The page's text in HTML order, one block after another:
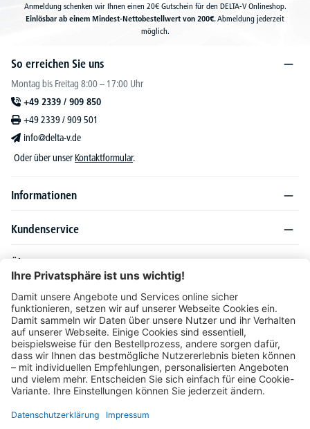
Anmeldung schenken wir Ihnen einen 20€ Gutschein für den DELTA-V Onlineshop.
Einlösbar ab einem Mindest-Nettobestellwert von 200€.Abmeldung jederzeit
möglich.
So erreichen Sie uns
Montag bis Freitag 8:00 – 17:00 Uhr
+49 2339 / 909 850
+49 2339 / 909 501
info@delta-v.de
Oder über unser Kontaktformular.
Informationen
Kundenservice
Über DELTA-V
Produktsortiment
Ratgeber
Folgen Sie uns auch auf
Unser Angebot richtet sich ausschließlich an Industrie, Handel, Gewerbe und